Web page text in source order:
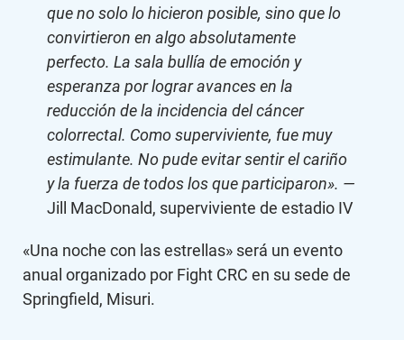
que no solo lo hicieron posible, sino que lo
convirtieron en algo absolutamente
perfecto. La sala bullía de emoción y
esperanza por lograr avances en la
reducción de la incidencia del cáncer
colorrectal. Como superviviente, fue muy
estimulante. No pude evitar sentir el cariño
y la fuerza de todos los que participaron». —
Jill MacDonald, superviviente de estadio IV
«Una noche con las estrellas» será un evento
anual organizado por Fight CRC en su sede de
Springfield, Misuri.